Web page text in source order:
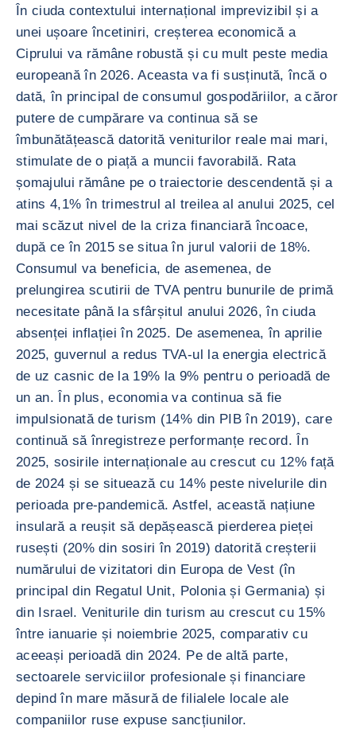
În ciuda contextului internațional imprevizibil și a
unei ușoare încetiniri, creșterea economică a
Ciprului va rămâne robustă și cu mult peste media
europeană în 2026. Aceasta va fi susținută, încă o
dată, în principal de consumul gospodăriilor, a căror
putere de cumpărare va continua să se
îmbunătățească datorită veniturilor reale mai mari,
stimulate de o piață a muncii favorabilă. Rata
șomajului rămâne pe o traiectorie descendentă și a
atins 4,1% în trimestrul al treilea al anului 2025, cel
mai scăzut nivel de la criza financiară încoace,
după ce în 2015 se situa în jurul valorii de 18%.
Consumul va beneficia, de asemenea, de
prelungirea scutirii de TVA pentru bunurile de primă
necesitate până la sfârșitul anului 2026, în ciuda
absenței inflației în 2025. De asemenea, în aprilie
2025, guvernul a redus TVA-ul la energia electrică
de uz casnic de la 19% la 9% pentru o perioadă de
un an. În plus, economia va continua să fie
impulsionată de turism (14% din PIB în 2019), care
continuă să înregistreze performanțe record. În
2025, sosirile internaționale au crescut cu 12% față
de 2024 și se situează cu 14% peste nivelurile din
perioada pre-pandemică. Astfel, această națiune
insulară a reușit să depășească pierderea pieței
rusești (20% din sosiri în 2019) datorită creșterii
numărului de vizitatori din Europa de Vest (în
principal din Regatul Unit, Polonia și Germania) și
din Israel. Veniturile din turism au crescut cu 15%
între ianuarie și noiembrie 2025, comparativ cu
aceeași perioadă din 2024. Pe de altă parte,
sectoarele serviciilor profesionale și financiare
depind în mare măsură de filialele locale ale
companiilor ruse expuse sancțiunilor.